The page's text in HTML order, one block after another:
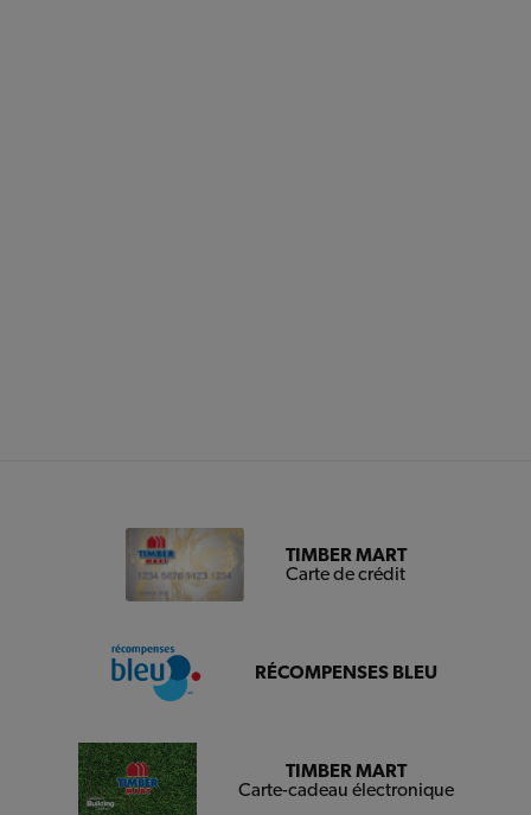
TIMBER MART
Carte de crédit
RÉCOMPENSES BLEU
TIMBER MART
Carte-cadeau électronique